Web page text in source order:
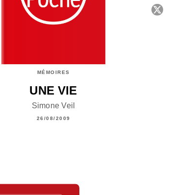
MÉMOIRES
UNE VIE
Simone Veil
26/08/2009